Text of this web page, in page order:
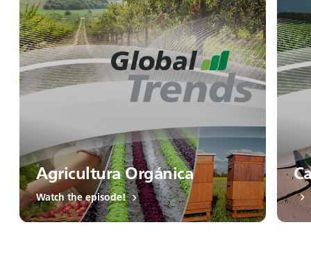
Agricultura Orgánica
Watch the episode!